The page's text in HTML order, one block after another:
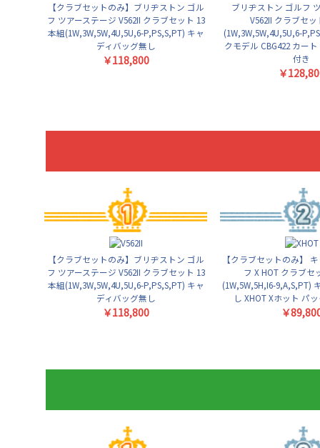
【クラブセットのみ】ブリヂストン ゴル
フ ツアーステージ V562II クラブセット 13
本組(1W,3W,5W,4U,5U,6-P,PS,S,PT) キャ
ディバッグ無し
￥118,800
ブリヂストン ゴルフ
V562II クラブセッ
(1W,3W,5W,4U,5U,6-
クモデル CBG422 カー
付き
￥
【クラブセットのみ】ブリヂストン ゴル
フ ツアーステージ V562II クラブセット 13
本組(1W,3W,5W,4U,5U,6-P,PS,S,PT) キャ
ディバッグ無し
￥118,800
【クラブセットのみ】
フ X HOT クラブセ
(1W,5W,5H,I6-9,A,S,PT)
し XHOT Xホット パ
￥